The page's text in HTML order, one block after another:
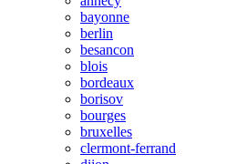
bayonne
berlin
besancon
blois
bordeaux
borisov
bourges
bruxelles
clermont-ferrand